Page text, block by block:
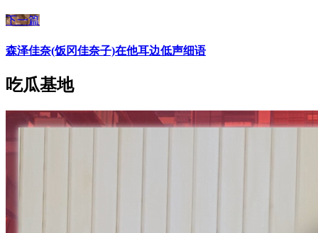
下一篇
森泽佳奈(饭冈佳奈子)在他耳边低声细语
吃瓜基地